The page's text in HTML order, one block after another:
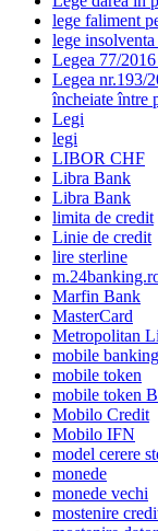
lege faliment
lege
Legea 77/
Legea nr.193/
încheiate între
Legi
legi
LIBOR CHF
Libra Bank
Libra Bank
limita de credit
Linie de credit
lire sterline
Marfin Bank
MasterCard
Metropolitan
mobile banking
mobile token
mobile token
Mobilo Credit
Mobilo IFN
model cerere
monede
monede vechi
mostenire